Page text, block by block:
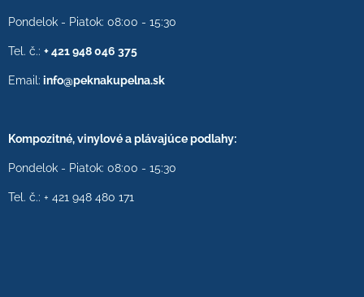
Pondelok - Piatok: 08:00 - 15:30
Tel. č.: + 421 948 046 375
Email: info@peknakupelna.sk
Kompozitné, vinylové a plávajúce podlahy:
Pondelok - Piatok: 08:00 - 15:30
Tel. č.: + 421 948 480 171